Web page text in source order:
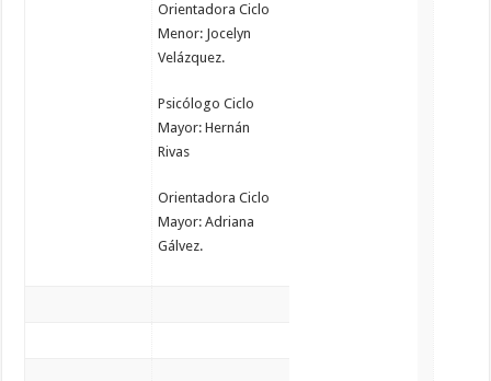
Orientadora Ciclo
Menor: Jocelyn
Velázquez.
Psicólogo Ciclo
Mayor: Hernán
Rivas
Orientadora Ciclo
Mayor: Adriana
Gálvez.